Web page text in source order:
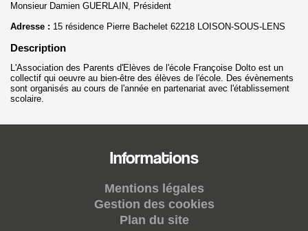
Monsieur Damien GUERLAIN, Président
Adresse : 15 résidence Pierre Bachelet 62218 LOISON-SOUS-LENS
Description
L'Association des Parents d'Elèves de l'école Françoise Dolto est un
collectif qui oeuvre au bien-être des élèves de l'école. Des évènements
sont organisés au cours de l'année en partenariat avec l'établissement
scolaire.
Informations
Mentions légales
Gestion des cookies
Plan du site